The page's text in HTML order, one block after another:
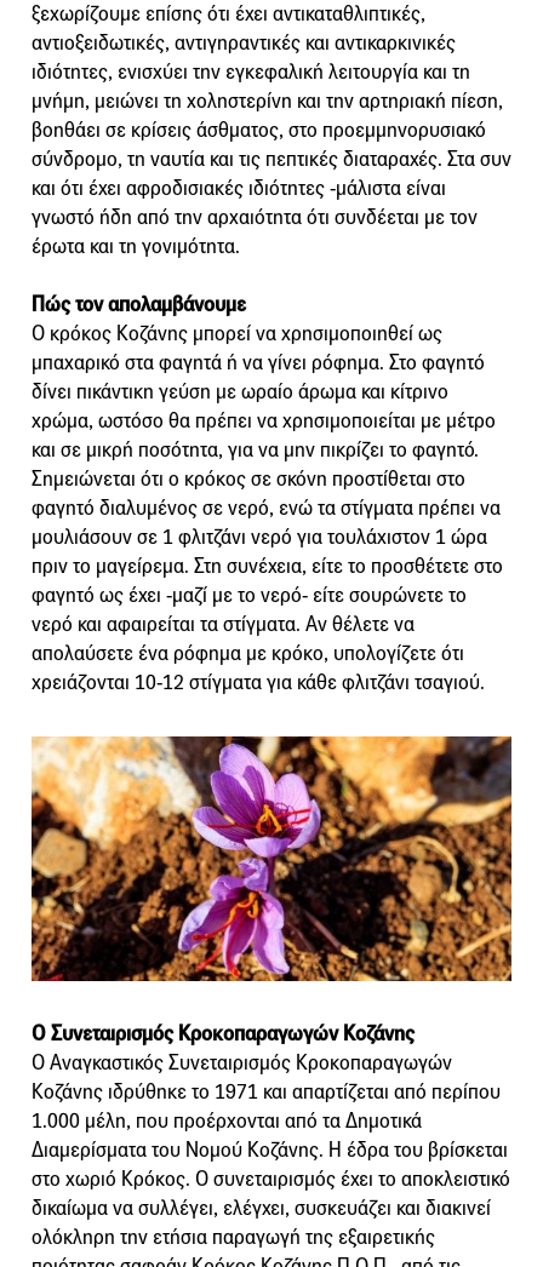
ξεχωρίζουμε επίσης ότι έχει αντικαταθλιπτικές,
αντιοξειδωτικές, αντιγηραντικές και αντικαρκινικές
ιδιότητες, ενισχύει την εγκεφαλική λειτουργία και τη
μνήμη, μειώνει τη χοληστερίνη και την αρτηριακή πίεση,
βοηθάει σε κρίσεις άσθματος, στο προεμμηνορυσιακό
σύνδρομο, τη ναυτία και τις πεπτικές διαταραχές. Στα συν
και ότι έχει αφροδισιακές ιδιότητες -μάλιστα είναι
γνωστό ήδη από την αρχαιότητα ότι συνδέεται με τον
έρωτα και τη γονιμότητα.
Πώς τον απολαμβάνουμε
Ο κρόκος Κοζάνης μπορεί να χρησιμοποιηθεί ως
μπαχαρικό στα φαγητά ή να γίνει ρόφημα. Στο φαγητό
δίνει πικάντικη γεύση με ωραίο άρωμα και κίτρινο
χρώμα, ωστόσο θα πρέπει να χρησιμοποιείται με μέτρο
και σε μικρή ποσότητα, για να μην πικρίζει το φαγητό.
Σημειώνεται ότι ο κρόκος σε σκόνη προστίθεται στο
φαγητό διαλυμένος σε νερό, ενώ τα στίγματα πρέπει να
μουλιάσουν σε 1 φλιτζάνι νερό για τουλάχιστον 1 ώρα
πριν το μαγείρεμα. Στη συνέχεια, είτε το προσθέτετε στο
φαγητό ως έχει -μαζί με το νερό- είτε σουρώνετε το
νερό και αφαιρείται τα στίγματα. Αν θέλετε να
απολαύσετε ένα ρόφημα με κρόκο, υπολογίζετε ότι
χρειάζονται 10-12 στίγματα για κάθε φλιτζάνι τσαγιού.
Ο Συνεταιρισμός Κροκοπαραγωγών Κοζάνης
Ο Αναγκαστικός Συνεταιρισμός Κροκοπαραγωγών
Κοζάνης ιδρύθηκε το 1971 και απαρτίζεται από περίπου
1.000 μέλη, που προέρχονται από τα Δημοτικά
Διαμερίσματα του Νομού Κοζάνης. Η έδρα του βρίσκεται
στο χωριό Κρόκος. Ο συνεταιρισμός έχει το αποκλειστικό
δικαίωμα να συλλέγει, ελέγχει, συσκευάζει και διακινεί
ολόκληρη την ετήσια παραγωγή της εξαιρετικής